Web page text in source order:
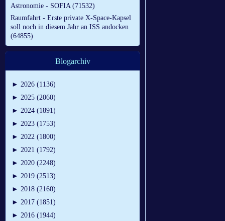
Astronomie - SOFIA (71532)
Raumfahrt - Erste private X-Space-Kapsel
soll noch in diesem Jahr an ISS andocken
(64855)
Blogarchiv
► 2026 (1136)
► 2025 (2060)
► 2024 (1891)
► 2023 (1753)
► 2022 (1800)
► 2021 (1792)
► 2020 (2248)
► 2019 (2513)
► 2018 (2160)
► 2017 (1851)
► 2016 (1944)